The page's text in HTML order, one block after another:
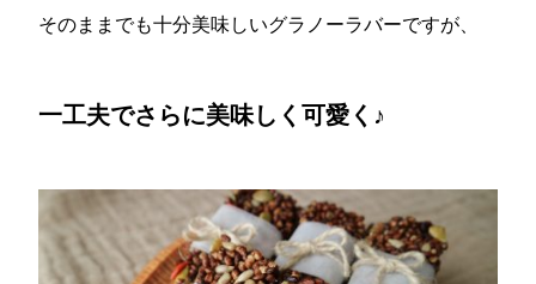
そのままでも十分美味しいグラノーラバーですが、
一工夫でさらに美味しく可愛く♪